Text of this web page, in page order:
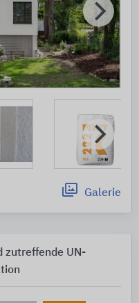
Galerie
zutreffende UN-